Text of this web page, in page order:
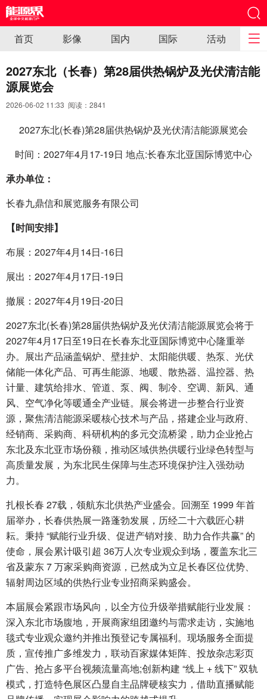
首页 影像 国内 国际 活动
2027东北（长春）第28届供热锅炉及光伏清洁能
源展览会
2026-06-02 11:33 阅读： 2841
2027东北(长春)第28届供热锅炉及光伏清洁能源展览会
时间：2027年4月17-19日 地点:长春东北亚国际博览中心
承办单位：
长春九鼎信和展览服务有限公司
【时间安排】
布展：2027年4月14日-16日
展出：2027年4月17日-19日
撤展：2027年4月19日-20日
2027东北(长春)第28届供热锅炉及光伏清洁能源展览会将于
2027年4月17日至19日在长春东北亚国际博览中心隆重举
办。展出产品涵盖锅炉、壁挂炉、太阳能供暖、热泵、光伏
储能一体化产品、可再生能源、地暖、散热器、温控器、热
计量、建筑给排水、管道、泵、阀、制冷、空调、新风、通
风、空气净化等暖通全产业链。展会将进一步整合行业资
源，聚焦清洁能源采暖核心技术与产品，搭建企业与政府、
经销商、采购商、科研机构的多元交流桥梁，助力企业抢占
东北及东北亚市场份额，推动区域供热供暖行业绿色转型与
高质量发展，为东北民生保障与生态环境保护注入强劲动
力。
扎根长春 27载，领航东北供热产业盛会。回溯至 1999 年首
届举办，长春供热展一路蓬勃发展，历经二十六载匠心耕
耘。秉持 “赋能行业升级、促进产销对接、助力合作共赢” 的
使命，展会累计吸引超 36万人次专业观众到场，覆盖东北三
省及蒙东 7 万家采购商资源，已然成为立足长春区位优势、
辐射周边区域的供热行业专业招商采购盛会。
本届展会紧跟市场风向，以全方位升级举措赋能行业发展：
深入东北市场腹地，开展商家组团邀约与需求走访，实施地
毯式专业观众邀约并推出预登记专属福利。现场服务全面提
质，宣传推广多维发力，联动百家媒体矩阵、投放杂志彩页
广告、抢占多平台视频流量高地;创新构建 “线上 + 线下” 双轨
模式，打造特色展区凸显自主品牌硬核实力，借助直播赋能